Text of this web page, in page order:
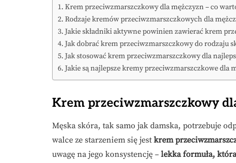
Krem przeciwzmarszczkowy dla mężczyzn – co
Rodzaje kremów przeciwzmarszczkowych dla
Jakie składniki aktywne powinien zawierać krem
Jak dobrać krem przeciwzmarszczkowy do rodzaju
Jak stosować krem przeciwzmarszczkowy dla
Jakie są najlepsze kremy przeciwzmarszczkowe dla
Krem przeciwzmarszczkowy
Męska skóra, tak samo jak damska, potrzebuje
walce ze starzeniem się jest krem
uwagę na jego konsystencję – lekka formuła,